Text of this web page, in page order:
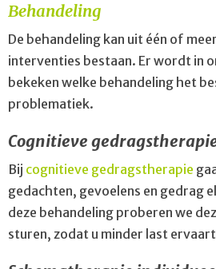
Behandeling
De behandeling kan uit één of
interventies bestaan. Er wordt in
bekeken welke behandeling het
problematiek.
Cognitieve
Bij cognitieve gedragstherapie
gedachten, gevoelens en gedrag
deze behandeling proberen we
sturen, zodat u minder last